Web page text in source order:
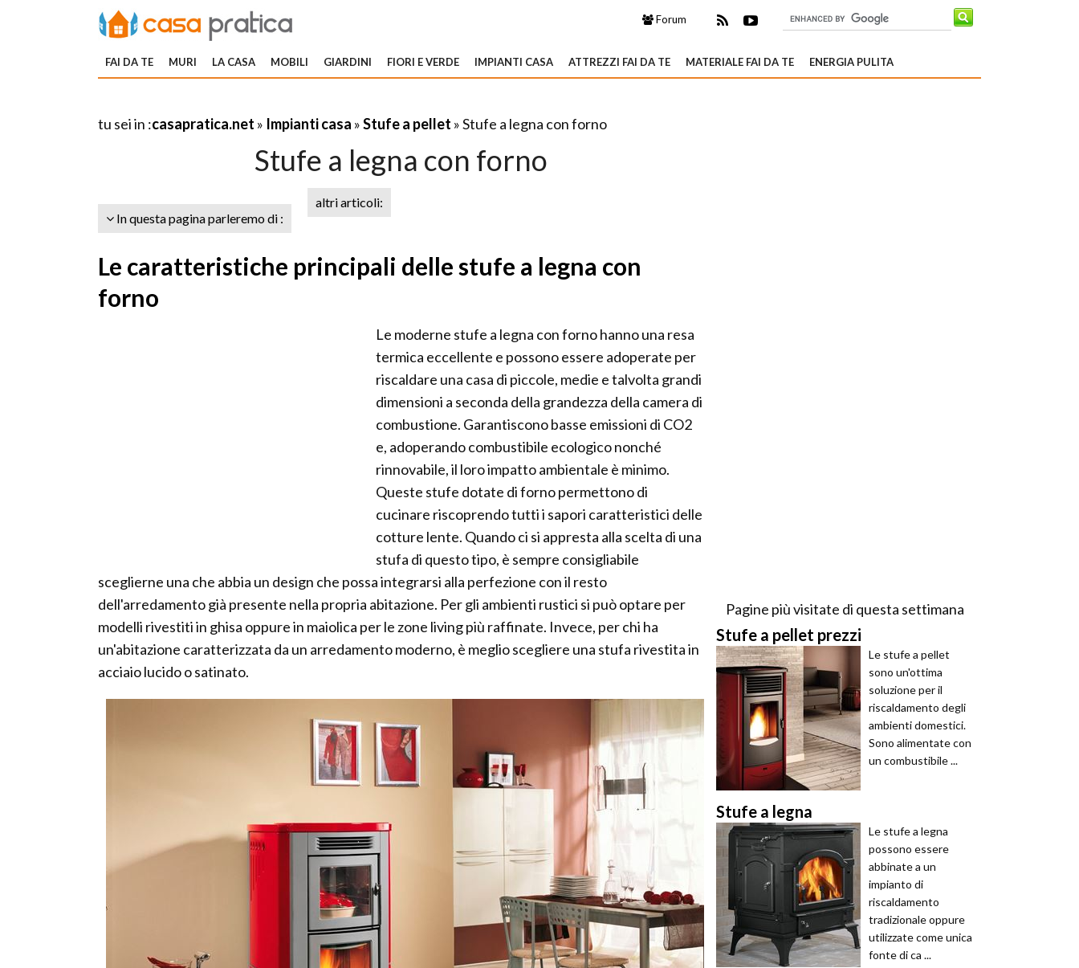
Forum
FAI DA TE MURI LA CASA MOBILI GIARDINI FIORI E VERDE IMPIANTI CASA ATTREZZI FAI DA TE MATERIALE FAI DA TE ENERGIA PULITA
tu sei in :casapratica.net » Impianti casa »Stufe a pellet » Stufe a legna con forno
Stufe a legna con forno
In questa pagina parleremo di :
altri articoli:
Le caratteristiche principali delle stufe a legna con
forno
Le moderne stufe a legna con forno hanno una resa
termica eccellente e possono essere adoperate per
riscaldare una casa di piccole, medie e talvolta grandi
dimensioni a seconda della grandezza della camera di
combustione. Garantiscono basse emissioni di CO2
e, adoperando combustibile ecologico nonché
rinnovabile, il loro impatto ambientale è minimo.
Queste stufe dotate di forno permettono di
cucinare riscoprendo tutti i sapori caratteristici delle
cotture lente. Quando ci si appresta alla scelta di una
stufa di questo tipo, è sempre consigliabile
sceglierne una che abbia un design che possa integrarsi alla perfezione con il resto
dell'arredamento già presente nella propria abitazione. Per gli ambienti rustici si può optare per
modelli rivestiti in ghisa oppure in maiolica per le zone living più raffinate. Invece, per chi ha
un'abitazione caratterizzata da un arredamento moderno, è meglio scegliere una stufa rivestita in
acciaio lucido o satinato.
Pagine più visitate di questa settimana
Stufe a pellet prezzi
Le stufe a pellet
sono un'ottima
soluzione per il
riscaldamento degli
ambienti domestici.
Sono alimentate con
un combustibile ...
Stufe a legna
Le stufe a legna
possono essere
abbinate a un
impianto di
riscaldamento
tradizionale oppure
utilizzate come unica
fonte di ca ...